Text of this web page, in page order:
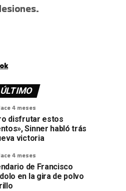
4 meses
disfrutar estos
Sinner habló trás
victoria
4 meses
de Francisco
en la gira de polvo